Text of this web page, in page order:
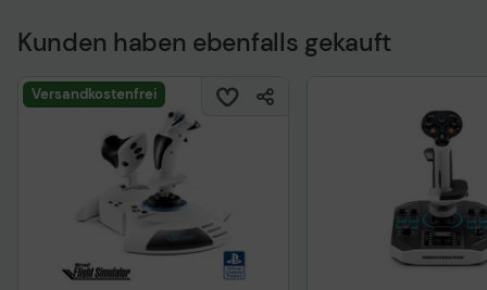
Technisches
Kunden haben ebenfalls gekauft
Versandkostenfrei